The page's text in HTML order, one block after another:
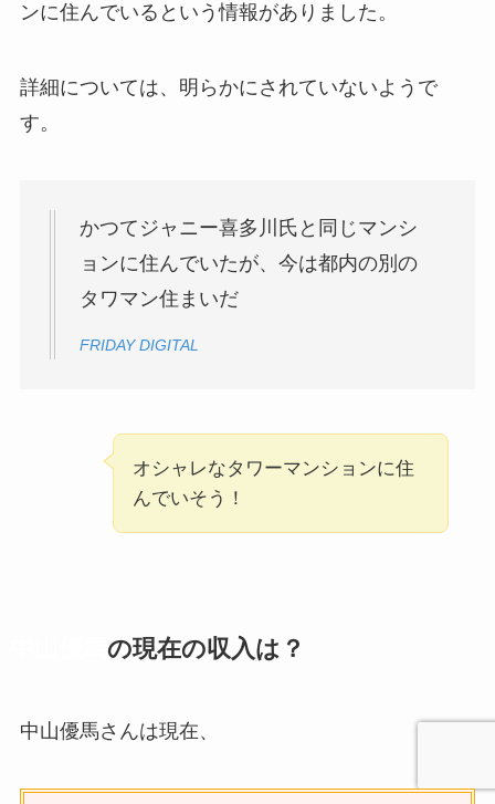
ンに住んでいるという情報がありました。
詳細については、明らかにされていないようで
す。
かつてジャニー喜多川氏と同じマンシ
ョンに住んでいたが、今は都内の別の
タワマン住まいだ
FRIDAY DIGITAL
オシャレなタワーマンションに住
んでいそう！
の現在の収入は？
中山優馬さんは現在、